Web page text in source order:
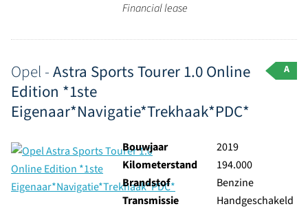
Financial lease
Opel -Astra Sports Tourer 1.0 Online
Edition *1ste
Eigenaar*Navigatie*Trekhaak*PDC*
A
Bouwjaar
2019
Kilometerstand
194.000
Brandstof
Benzine
Transmissie
Handgeschakeld